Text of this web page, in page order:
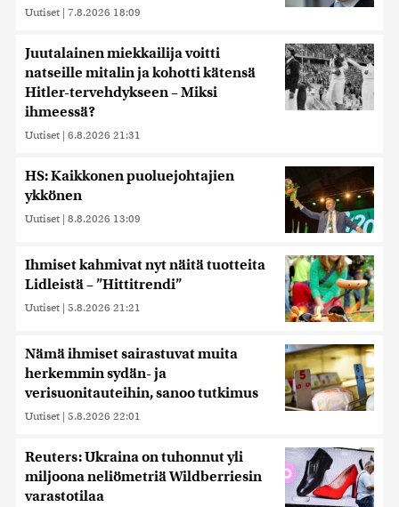
Uutiset | 7.8.2026 18:09
Juutalainen miekkailija voitti
natseille mitalin ja kohotti kätensä
Hitler-tervehdykseen – Miksi
ihmeessä?
Uutiset | 6.8.2026 21:31
HS: Kaikkonen puoluejohtajien
ykkönen
Uutiset | 8.8.2026 13:09
Ihmiset kahmivat nyt näitä tuotteita
Lidleistä – ”Hittitrendi”
Uutiset | 5.8.2026 21:21
Nämä ihmiset sairastuvat muita
herkemmin sydän- ja
verisuonitauteihin, sanoo tutkimus
Uutiset | 5.8.2026 22:01
Reuters: Ukraina on tuhonnut yli
miljoona neliömetriä Wildberriesin
varastotilaa